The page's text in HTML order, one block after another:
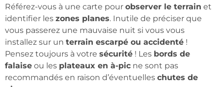
Référez-vous à une carte pour observer le terrain et
identifier les zones planes. Inutile de préciser que
vous passerez une mauvaise nuit si vous vous
installez sur un terrain escarpé ou accidenté !
Pensez toujours à votre sécurité ! Les bords de
falaise ou les plateaux en à-pic ne sont pas
recommandés en raison d’éventuelles chutes de